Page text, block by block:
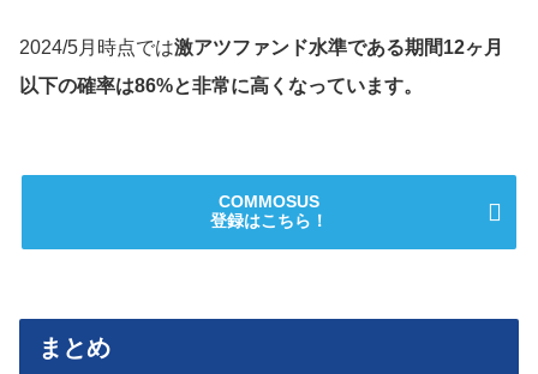
2024/5月時点では激アツファンド水準である期間12ヶ月
以下の確率は86%と非常に高くなっています。
COMMOSUS
登録はこちら！
まとめ